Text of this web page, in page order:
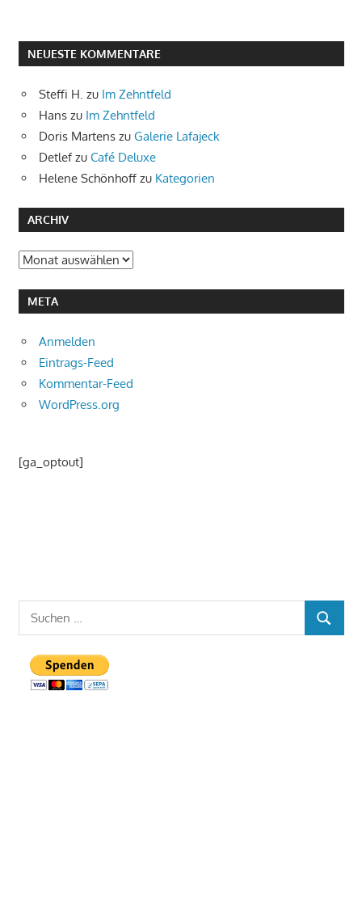
NEUESTE KOMMENTARE
Steffi H. zu Im Zehntfeld
Hans zu Im Zehntfeld
Doris Martens zu Galerie Lafajeck
Detlefzu Café Deluxe
Helene Schönhoff zu Kategorien
ARCHIV
Archiv
META
Anmelden
Eintrags-Feed
Kommentar-Feed
WordPress.org
[ga_optout]
Suchen
nach:
SUCHEN